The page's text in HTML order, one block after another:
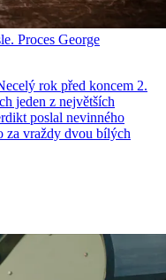
Proces George
rok před koncem 2.
jeden z největších
poslal nevinného
za vraždy dvou bílých